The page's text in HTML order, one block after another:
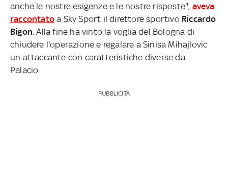
anche le nostre esigenze e le nostre risposte", aveva
raccontato a Sky Sport il direttore sportivo Riccardo
Bigon . Alla fine ha vinto la voglia del Bologna di
chiudere l'operazione e regalare a Sinisa Mihajlovic
un attaccante con caratteristiche diverse da
Palacio.
PUBBLICITÀ